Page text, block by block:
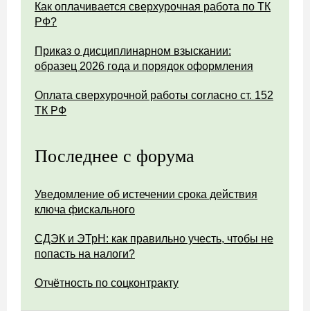
Как оплачивается сверхурочная работа по ТК
РФ?
Приказ о дисциплинарном взыскании:
образец 2026 года и порядок оформления
Оплата сверхурочной работы согласно ст. 152
ТК РФ
Последнее с форума
Уведомление об истечении срока действия
ключа фискального
СДЭК и ЭТрН: как правильно учесть, чтобы не
попасть на налоги?
Отчётность по соцконтракту